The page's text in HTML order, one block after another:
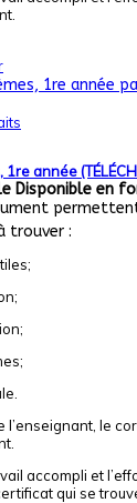
année
Disponible en
trouver :
l’enseignant, le
accompli et
qui se